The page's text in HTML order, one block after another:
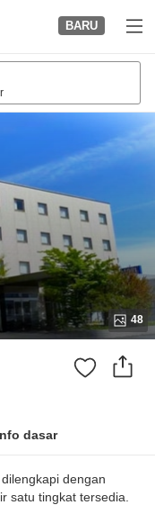
BARU
48
dasar
dengan
satu tingkat tersedia.